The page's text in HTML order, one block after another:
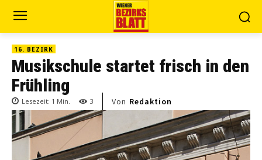
16. BEZIRK
Musikschule startet frisch in den
Frühling
Lesezeit: 1 Min. 3 Von Redaktion